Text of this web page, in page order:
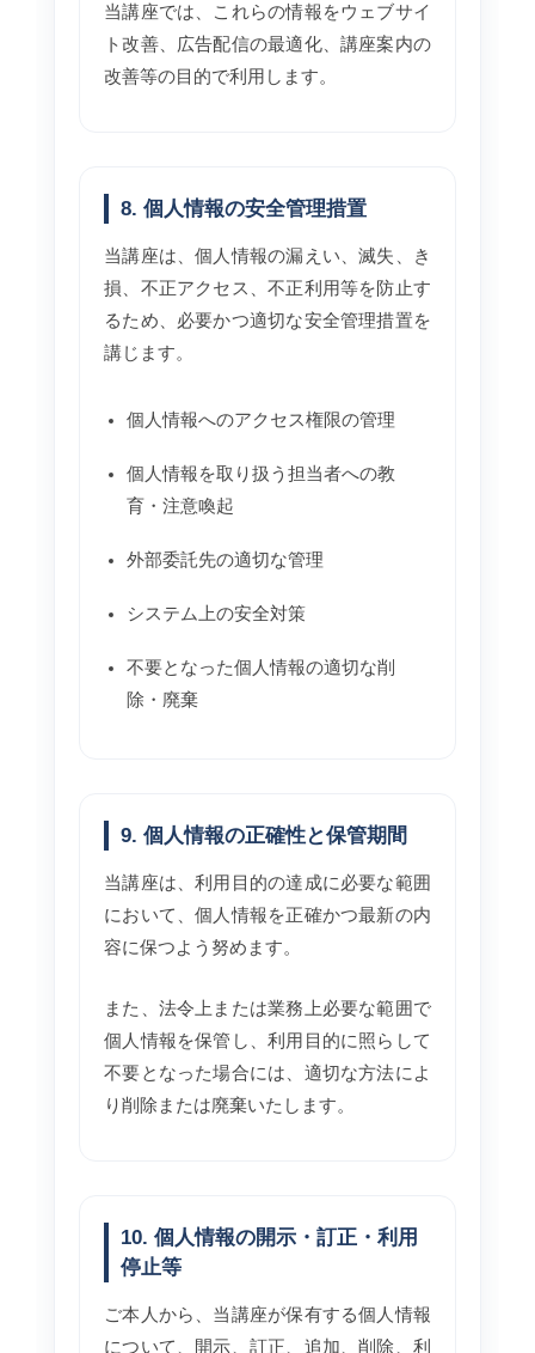
当講座では、これらの情報をウェブサイ
ト改善、広告配信の最適化、講座案内の
改善等の目的で利用します。
8. 個人情報の安全管理措置
当講座は、個人情報の漏えい、滅失、き
損、不正アクセス、不正利用等を防止す
るため、必要かつ適切な安全管理措置を
講じます。
個人情報へのアクセス権限の管理
個人情報を取り扱う担当者への教
育・注意喚起
外部委託先の適切な管理
システム上の安全対策
不要となった個人情報の適切な削
除・廃棄
9. 個人情報の正確性と保管期間
当講座は、利用目的の達成に必要な範囲
において、個人情報を正確かつ最新の内
容に保つよう努めます。
また、法令上または業務上必要な範囲で
個人情報を保管し、利用目的に照らして
不要となった場合には、適切な方法によ
り削除または廃棄いたします。
10. 個人情報の開示・訂正・利用
停止等
ご本人から、当講座が保有する個人情報
について、開示、訂正、追加、削除、利